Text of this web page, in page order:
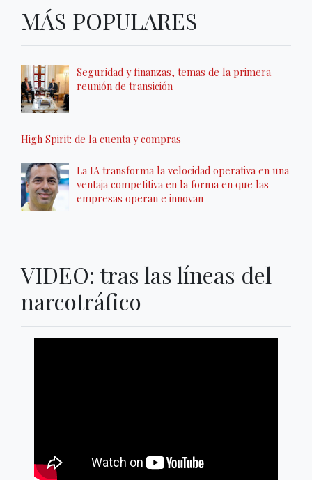
MÁS POPULARES
Seguridad y finanzas, temas de la primera
reunión de transición
High Spirit: de la cuenta y compras
La IA transforma la velocidad operativa en una
ventaja competitiva en la forma en que las
empresas operan e innovan
VIDEO: tras las líneas del
narcotráfico